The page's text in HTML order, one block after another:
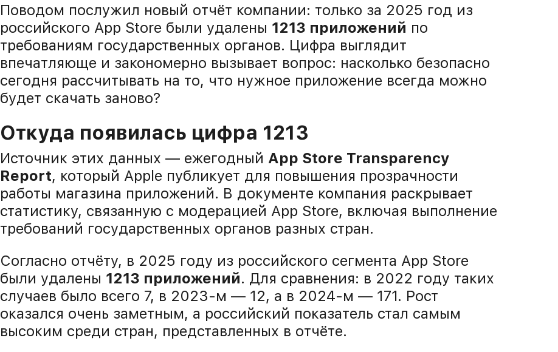
Поводом послужил новый отчёт компании: только за 2025 год из
российского App Store были удалены 1213 приложений по
требованиям государственных органов. Цифра выглядит
впечатляюще и закономерно вызывает вопрос: насколько безопасно
сегодня рассчитывать на то, что нужное приложение всегда можно
будет скачать заново?
Откуда появилась цифра 1213
Источник этих данных — ежегодный App Store Transparency
Report, который Apple публикует для повышения прозрачности
работы магазина приложений. В документе компания раскрывает
статистику, связанную с модерацией App Store, включая выполнение
требований государственных органов разных стран.
Согласно отчёту, в 2025 году из российского сегмента App Store
были удалены 1213 приложений. Для сравнения: в 2022 году таких
случаев было всего 7, в 2023-м — 12, а в 2024-м — 171. Рост
оказался очень заметным, а российский показатель стал самым
высоким среди стран, представленных в отчёте.